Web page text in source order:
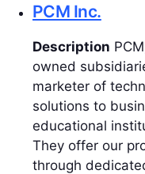
PCM Inc.
Description
owned
marketer of
solutions to
educational
They offer our
through